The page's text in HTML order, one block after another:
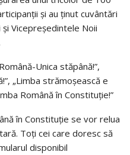
și au ținut cuvântări
Vicepreședintele Noii
Unica stăpână!”,
„Limba strămoșească e
Română în Constituție!”
în Constituție se vor relua
Toți cei care doresc să
disponibil